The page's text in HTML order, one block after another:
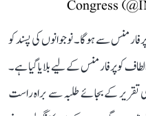
سے ہوگا۔ نوجوانوں کی پسند کو
کو پرفارمنس کے لیے بلایا گیا ہے۔
تقریر کے بجائے طلبہ سے براہ راست